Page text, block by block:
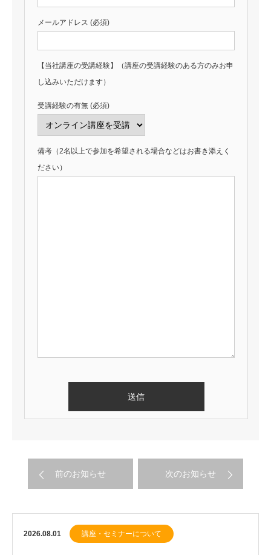
メールアドレス (必須)
【当社講座の受講経験】（講座の受講経験のある方のみお申
し込みいただけます）
受講経験の有無 (必須)
備考（2名以上で参加を希望される場合などはお書き添えく
ださい）
前のお知らせ 次のお知らせ
2026.08.01 講座・セミナーについて